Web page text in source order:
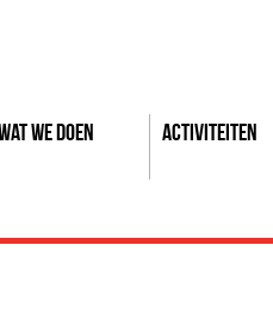
we doen Activiteiten